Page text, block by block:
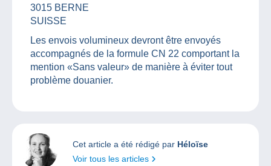
3015 BERNE
SUISSE
Les envois volumineux devront être envoyés
accompagnés de la formule CN 22 comportant la
mention «Sans valeur» de manière à éviter tout
problème douanier.
Cet article a été rédigé par Héloïse
Voir tous les articles